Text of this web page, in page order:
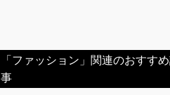
「ファッション」関連のおすす
事